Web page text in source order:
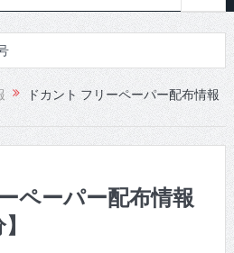
ドカント フリーペーパー配布情報
ペーパー配布情報